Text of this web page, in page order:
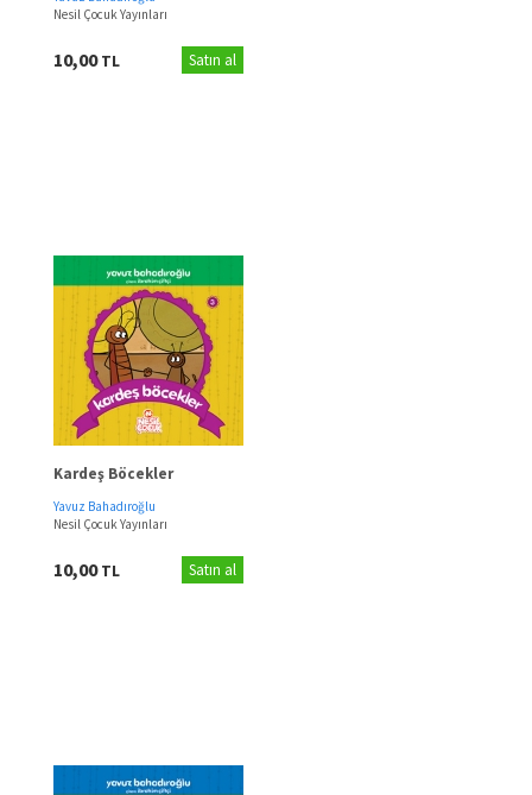
Nesil Çocuk Yayınları
10,00TL Satın al
Kardeş Böcekler
Yavuz Bahadıroğlu
Nesil Çocuk Yayınları
10,00TL Satın al